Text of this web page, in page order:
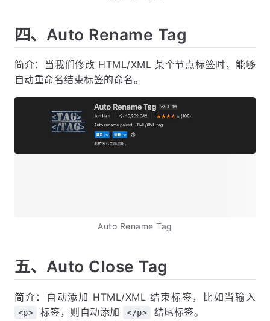
四、Auto Rename Tag
简介：当我们修改 HTML/XML 某个节点标签时，能够
自动重命名结束标签的命名。
Auto Rename Tag
五、Auto Close Tag
简介：自动添加 HTML/XML 结束标签，比如当输入
<p> 标签，则自动添加 </p> 结尾标签。